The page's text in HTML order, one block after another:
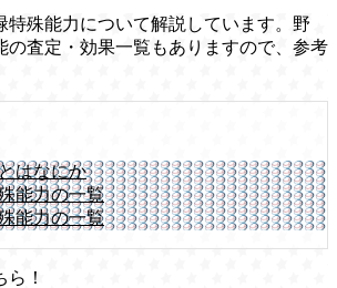
特殊能力について解説しています。野
の査定・効果一覧もありますので、参考
はなにか
能力の一覧
能力の一覧
！